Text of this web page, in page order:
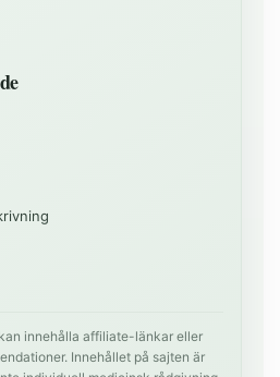
innehålla affiliate-länkar eller
Innehållet på sajten är